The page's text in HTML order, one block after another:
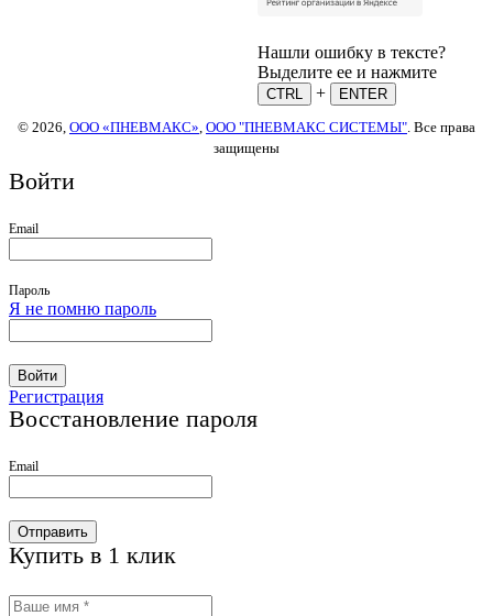
Нашли ошибку в тексте?
Выделите ее и нажмите
CTRL +
ENTER
© 2026, ООО «ПНЕВМАКС» ООО "ПНЕВМАКС СИСТЕМЫ" . Все права
защищены
Войти
Email
Пароль
Я не помню пароль
Войти
Регистрация
Восстановление пароля
Email
Отправить
Купить в 1 клик